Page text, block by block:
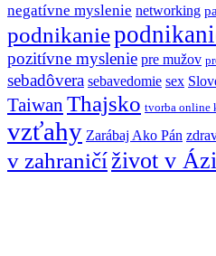
negatívne myslenie networking
podnikanie
pozitívne myslenie pre mužov
sebadôvera sebavedomie sex
Taiwan Thajsko tvorba online
vzťahy Zarábaj Ako Pán
v zahraničíživot v